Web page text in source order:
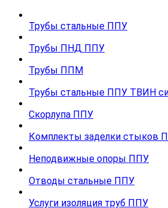
Трубы стальные ППУ
Трубы ПНД ППУ
Трубы ППМ
Трубы стальные ППУ ТВИН
Скорлупа ППУ
Комплекты заделки стыков
Неподвижные опоры ППУ
Отводы стальные ППУ
Услуги изоляция труб ППУ